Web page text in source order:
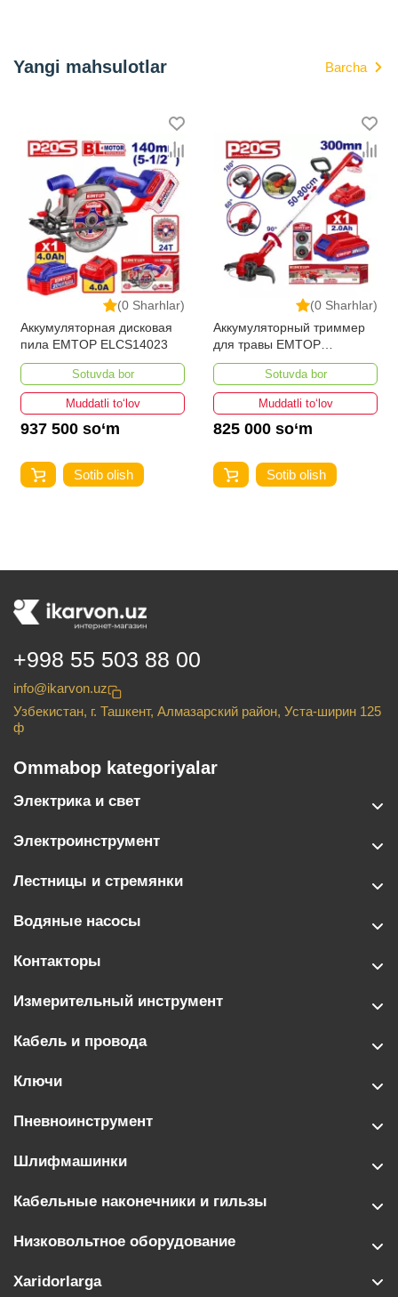
Yangi mahsulotlar Barcha
(0 Sharhlar)
Аккумуляторная дисковая
пила EMTOP ELCS14023
Sotuvda bor
Muddatli to‘lov
937 500 so‘m
Sotib olish
(0 Sharhlar)
Аккумуляторный триммер
для травы EMTOP
ELGT203285
Sotuvda bor
Muddatli to‘lov
825 000 so‘m
Sotib olish
+998 55 503 88 00
info@ikarvon.uz
Узбекистан, г. Ташкент, Алмазарский район, Уста-ширин 125
ф
Ommabop kategoriyalar
Электрика и свет
Электроинструмент
Лестницы и стремянки
Водяные насосы
Контакторы
Измерительный инструмент
Кабель и провода
Ключи
Пневноинструмент
Шлифмашинки
Кабельные наконечники и гильзы
Низковольтное оборудование
Xaridorlarga